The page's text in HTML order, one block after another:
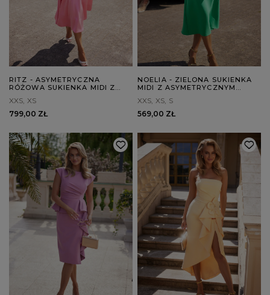
RITZ - ASYMETRYCZNA
RÓŻOWA SUKIENKA MIDI Z
XXS XS
799,00 ZŁ
NOELIA - ZIELONA SUKIENKA
MIDI Z ASYMETRYCZNYM
RĘKAWEM I SZARFĄ
XXS XS S
569,00 ZŁ